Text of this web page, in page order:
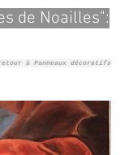
de Noailles":
à Panneaux décoratifs